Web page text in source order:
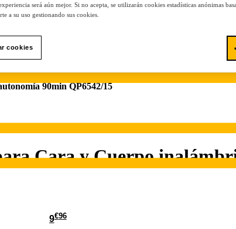
349€96
90min QP6542/15
Cara y Cuerpo
será aún mejor. Si no acepta, se utilizarán cookies estadísticas anónimas
a su uso gestionando sus cookies.
cookies